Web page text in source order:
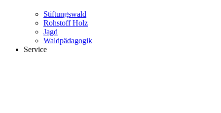
Stiftungswald
Rohstoff Holz
Jagd
Waldpädagogik
Service